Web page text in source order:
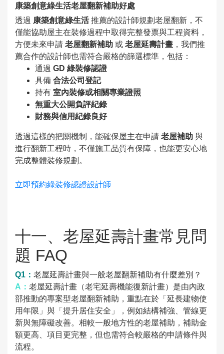
康築創意綠生活老屋翻新補助好處
透過 康築創意綠生活推薦的設計師規劃老屋翻新，不
僅能協助屋主在裝修過程中取得完整發票與工程資料，
方便未來申請 老屋翻新補助 或 老屋延壽計畫 ，我們推
薦合作的設計師也需符合嚴格的篩選標準，包括：
通過 GD 綠裝修認證
具備 合法公司登記
持有 室內裝修或相關專業證照
無重大公開負評紀錄
財務與信用紀錄良好
透過這樣的把關機制，能確保屋主在申請 老屋補助 與
進行翻新工程時，不僅施工品質有保障，也能更安心地
完成整體裝修規劃。
立即預約綠裝修認證設計師
十一、老屋延壽計畫常見問
題 FAQ
Q1： 老屋延壽計畫與一般老屋翻新補助有什麼差別？
A： 老屋延壽計畫（老宅延壽機能復新計畫）是由內政
部推動的專案型老屋翻新補助，重點在於「延長建物使
用年限」與「提升居住安全」，例如結構補強、管線更
新與無障礙改善。相較一般地方性的老屋補助，補助金
額更高、項目更完整，但也需符合較嚴格的申請條件與
流程。